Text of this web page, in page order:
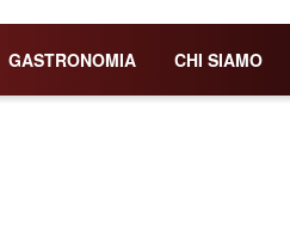
GASTRONOMIA CHI SIAMO